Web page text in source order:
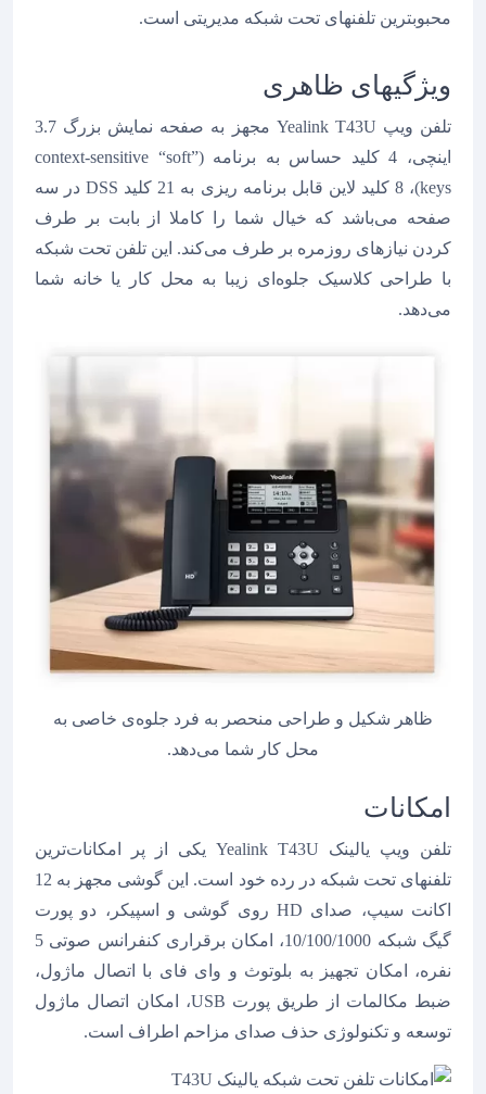
محبوبترین تلفنهای تحت شبکه مدیریتی است.
ویژگیهای ظاهری
تلفن ویپ Yealink T43U مجهز به صفحه نمایش بزرگ 3.7
اینچی، 4 کلید حساس به برنامه (context-sensitive “soft”
keys)، 8 کلید لاین قابل برنامه ریزی به 21 کلید DSS در سه
صفحه می‌باشد که خیال شما را کاملا از بابت بر طرف
کردن نیازهای روزمره بر طرف می‌کند. این تلفن تحت شبکه
با طراحی کلاسیک جلوه‌ای زیبا به محل کار یا خانه شما
می‌‌دهد.
ظاهر شکیل و طراحی منحصر به فرد جلوه‌ی خاصی به
محل کار شما می‌دهد.
امکانات
تلفن ویپ یالینک Yealink T43U یکی از پر امکانات‌ترین
تلفنهای تحت شبکه در رده خود است. این گوشی مجهز به 12
اکانت سیپ، صدای HD روی گوشی و اسپیکر، دو پورت
گیگ شبکه 10/100/1000، امکان برقراری کنفرانس صوتی 5
نفره، امکان تجهیز به بلوتوث و وای فای با اتصال ماژول،
ضبط مکالمات از طریق پورت USB، امکان اتصال ماژول
توسعه و تکنولوژی حذف صدای مزاحم اطراف است.